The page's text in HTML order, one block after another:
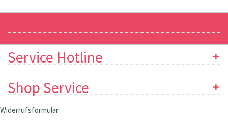
Service Hotline
Shop Service
Widerrufsformular